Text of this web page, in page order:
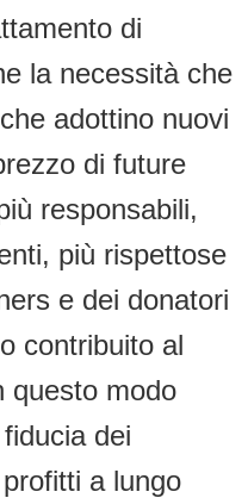
di
la necessità che
adottino nuovi
di future
responsabili,
più rispettose
e dei donatori
contribuito al
questo modo
dei
a lungo